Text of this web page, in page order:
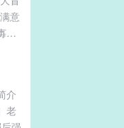
意
大
现
介
老